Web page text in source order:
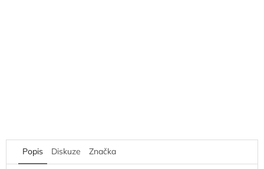
Popis Diskuze Značka